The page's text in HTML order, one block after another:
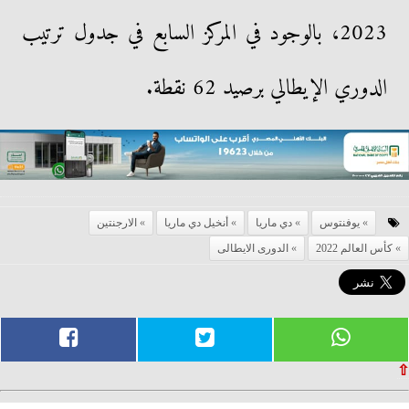
2023، بالوجود في المركز السابع في جدول ترتيب
الدوري الإيطالي برصيد 62 نقطة.
يوفنتوس دي ماريا أنخيل دي ماريا
الارجنتين
كأس العالم 2022
الدورى الايطالى
⇧